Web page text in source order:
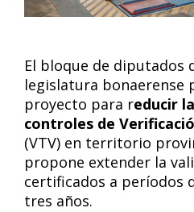
El bloque de diputados
legislatura bonaerense
proyecto para reducir
controles de
(VTV) en territorio
propone extender la
certificados a períodos
tres años.